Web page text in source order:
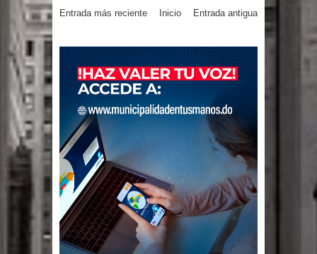
Entrada más reciente Entrada antigua
Inicio